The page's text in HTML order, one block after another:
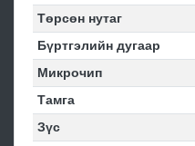
Төрсөн нутаг
Бүртгэлийн дугаар
Микрочип
Тамга
Зүс